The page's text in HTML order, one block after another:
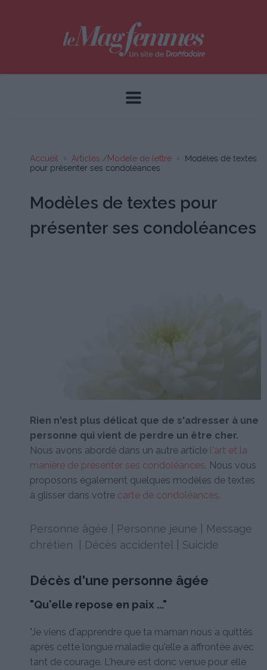
Accueil Articles /Modele de lettre
Modèles de textes
pour présenter ses condoléances
Modèles de textes pour
présenter ses condoléances
Rien n'est plus délicat que de s'adresser à une
personne qui vient de perdre un être cher.
Nous avons abordé dans un autre article l'art et la
manière de présenter ses condoléances. Nous vous
proposons également quelques modèles de textes
à glisser dans votre carte de condoléances.
Personne âgée Personne jeune
Message
chrétien
Décès accidentel Suicide
Décès d'une personne âgée
"Qu'elle repose en paix ..."
"Je viens d'apprendre que ta maman nous a quittés
après cette longue maladie qu'elle a affrontée avec
tant de courage. L'heure est donc venue pour elle